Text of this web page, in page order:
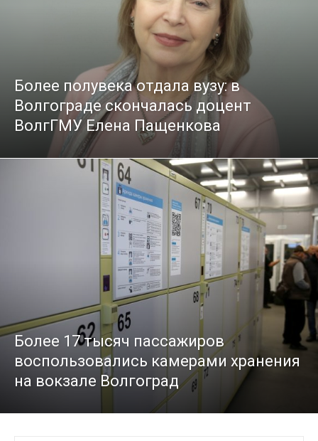
Более полувека отдала вузу: в
Волгограде скончалась доцент
ВолгГМУ Елена Пащенкова
Более 17 тысяч пассажиров
воспользовались камерами хранения
на вокзале Волгоград